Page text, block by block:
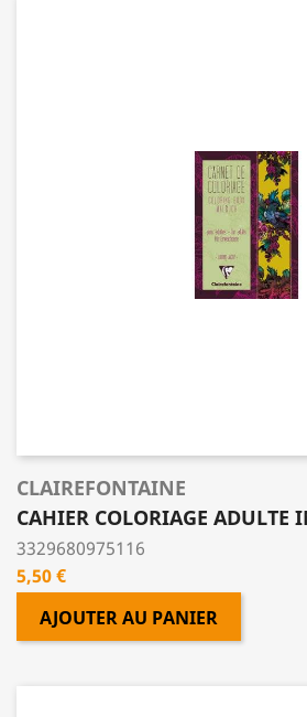
CLAIREFONTAINE
CAHIER COLORIAGE ADULTE
3329680975116
Prix
5,50 €
AJOUTER AU PANIER